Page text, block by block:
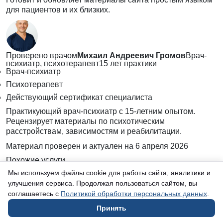
для пациентов и их близких.
Проверено врачом Михаил Андреевич ГромовВрач-
психиатр, психотерапевт15 лет практики
Врач-психиатр
Психотерапевт
Действующий сертификат специалиста
Практикующий врач-психиатр с 15-летним опытом.
Рецензирует материалы по психотическим
расстройствам, зависимостям и реабилитации.
Материал проверен и актуален на 6 апреля 2026
Похожие услуги
— диагностика и лечение»
Срочный психиатрический маршрут → Длительный
психотический маршрут → Маршрут после родов →
Острый психотический сценарий → Психотические
Острые состояния
Следующий шаг
Мы используем файлы cookie для работы сайта, аналитики и
улучшения сервиса. Продолжая пользоваться сайтом, вы
соглашаетесь с Политикой обработки персональных данных
Принять